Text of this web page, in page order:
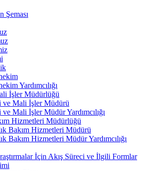
Şeması
Yardımcılığı
İşler Müdürlüğü
ve Mali İşler Müdürü
ve Mali İşler Müdür Yardımcılığı
Hizmetleri Müdürlüğü
Bakım Hizmetleri Müdürü
Bakım Hizmetleri Müdür Yardımcılığı
İçin Akış Süreci ve İlgili Formlar